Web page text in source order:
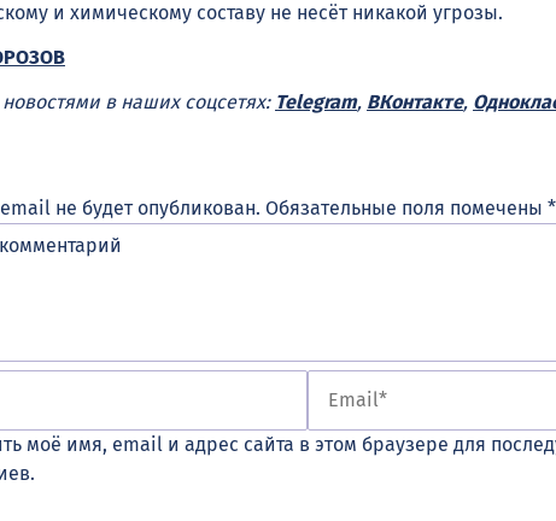
и химическому составу не несёт никакой угрозы.
новостями в наших соцсетях: Telegram, ВКонтакте,
не будет опубликован. Обязательные поля помечены *
моё имя, email и адрес сайта в этом браузере для